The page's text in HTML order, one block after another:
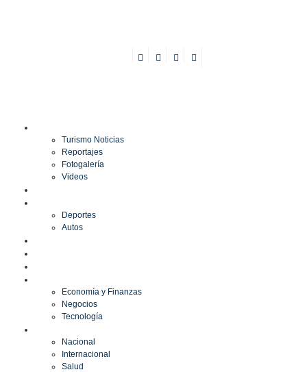
Turismo Noticias
Reportajes
Fotogalería
Videos
Deportes
Autos
Economía y Finanzas
Negocios
Tecnología
Nacional
Internacional
Salud